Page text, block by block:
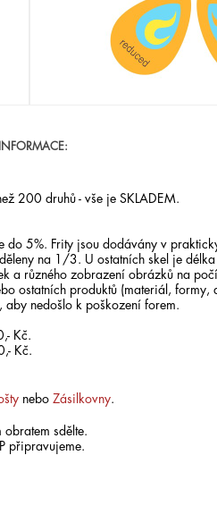
INFORMACE:
200 druhů - vše je SKLADEM.
5%. Frity jsou dodávány v
děleny na 1/3. U ostatních skel je
a různého zobrazení obrázků na
ostatních produktů (materiál, formy,
nedošlo k poškození forem.
Kč.
Kč.
nebo Zásilkovny
sdělte.
připravujeme.